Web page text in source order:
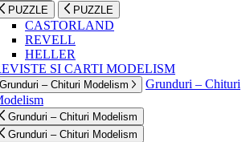
PUZZLE PUZZLE
CASTORLAND
REVELL
HELLER
SI CARTI MODELISM
Grunduri – Chituri Modelism
Grunduri – Chituri
Grunduri – Chituri Modelism
Grunduri – Chituri Modelism